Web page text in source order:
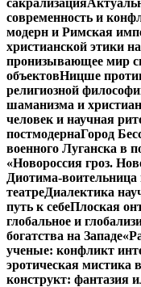
сакрализация
современность и
модерн и Римская
христианской этики
пронизывающее мир
объектовНицше
религиозной
шаманизма и
человек и научная
постмодернаГород
военного Луганска в
«Новороссия гроз.
Диотима-воительница
театреДиалектика
путь к себеПлоская
глобальное и
богатства на Западе
ученые: конфликт
эротическая мистика
конструкт: фантазия